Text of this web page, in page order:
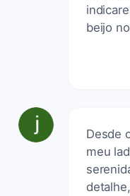
beijo
Desde
meu